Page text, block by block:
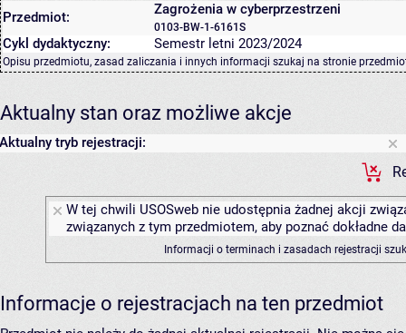
Przedmiot: Zagrożenia w cyberprzestrzeni
0103-BW-1-6161S
Cykl dydaktyczny: Semestr letni 2023/2024
Opisu przedmiotu, zasad zaliczania i innych informacji szukaj na stronie
Aktualny stan oraz możliwe akcje
Aktualny tryb rejestracji:
W tej chwili USOSweb nie udostępnia żadnej akcji
związanych z tym przedmiotem, aby poznać dokładne
Informacji o terminach i zasadach rejestracji
Informacje o rejestracjach na ten przedmiot